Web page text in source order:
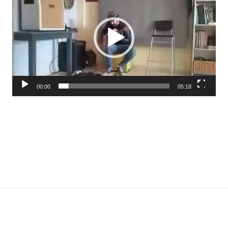
00:00 05:18